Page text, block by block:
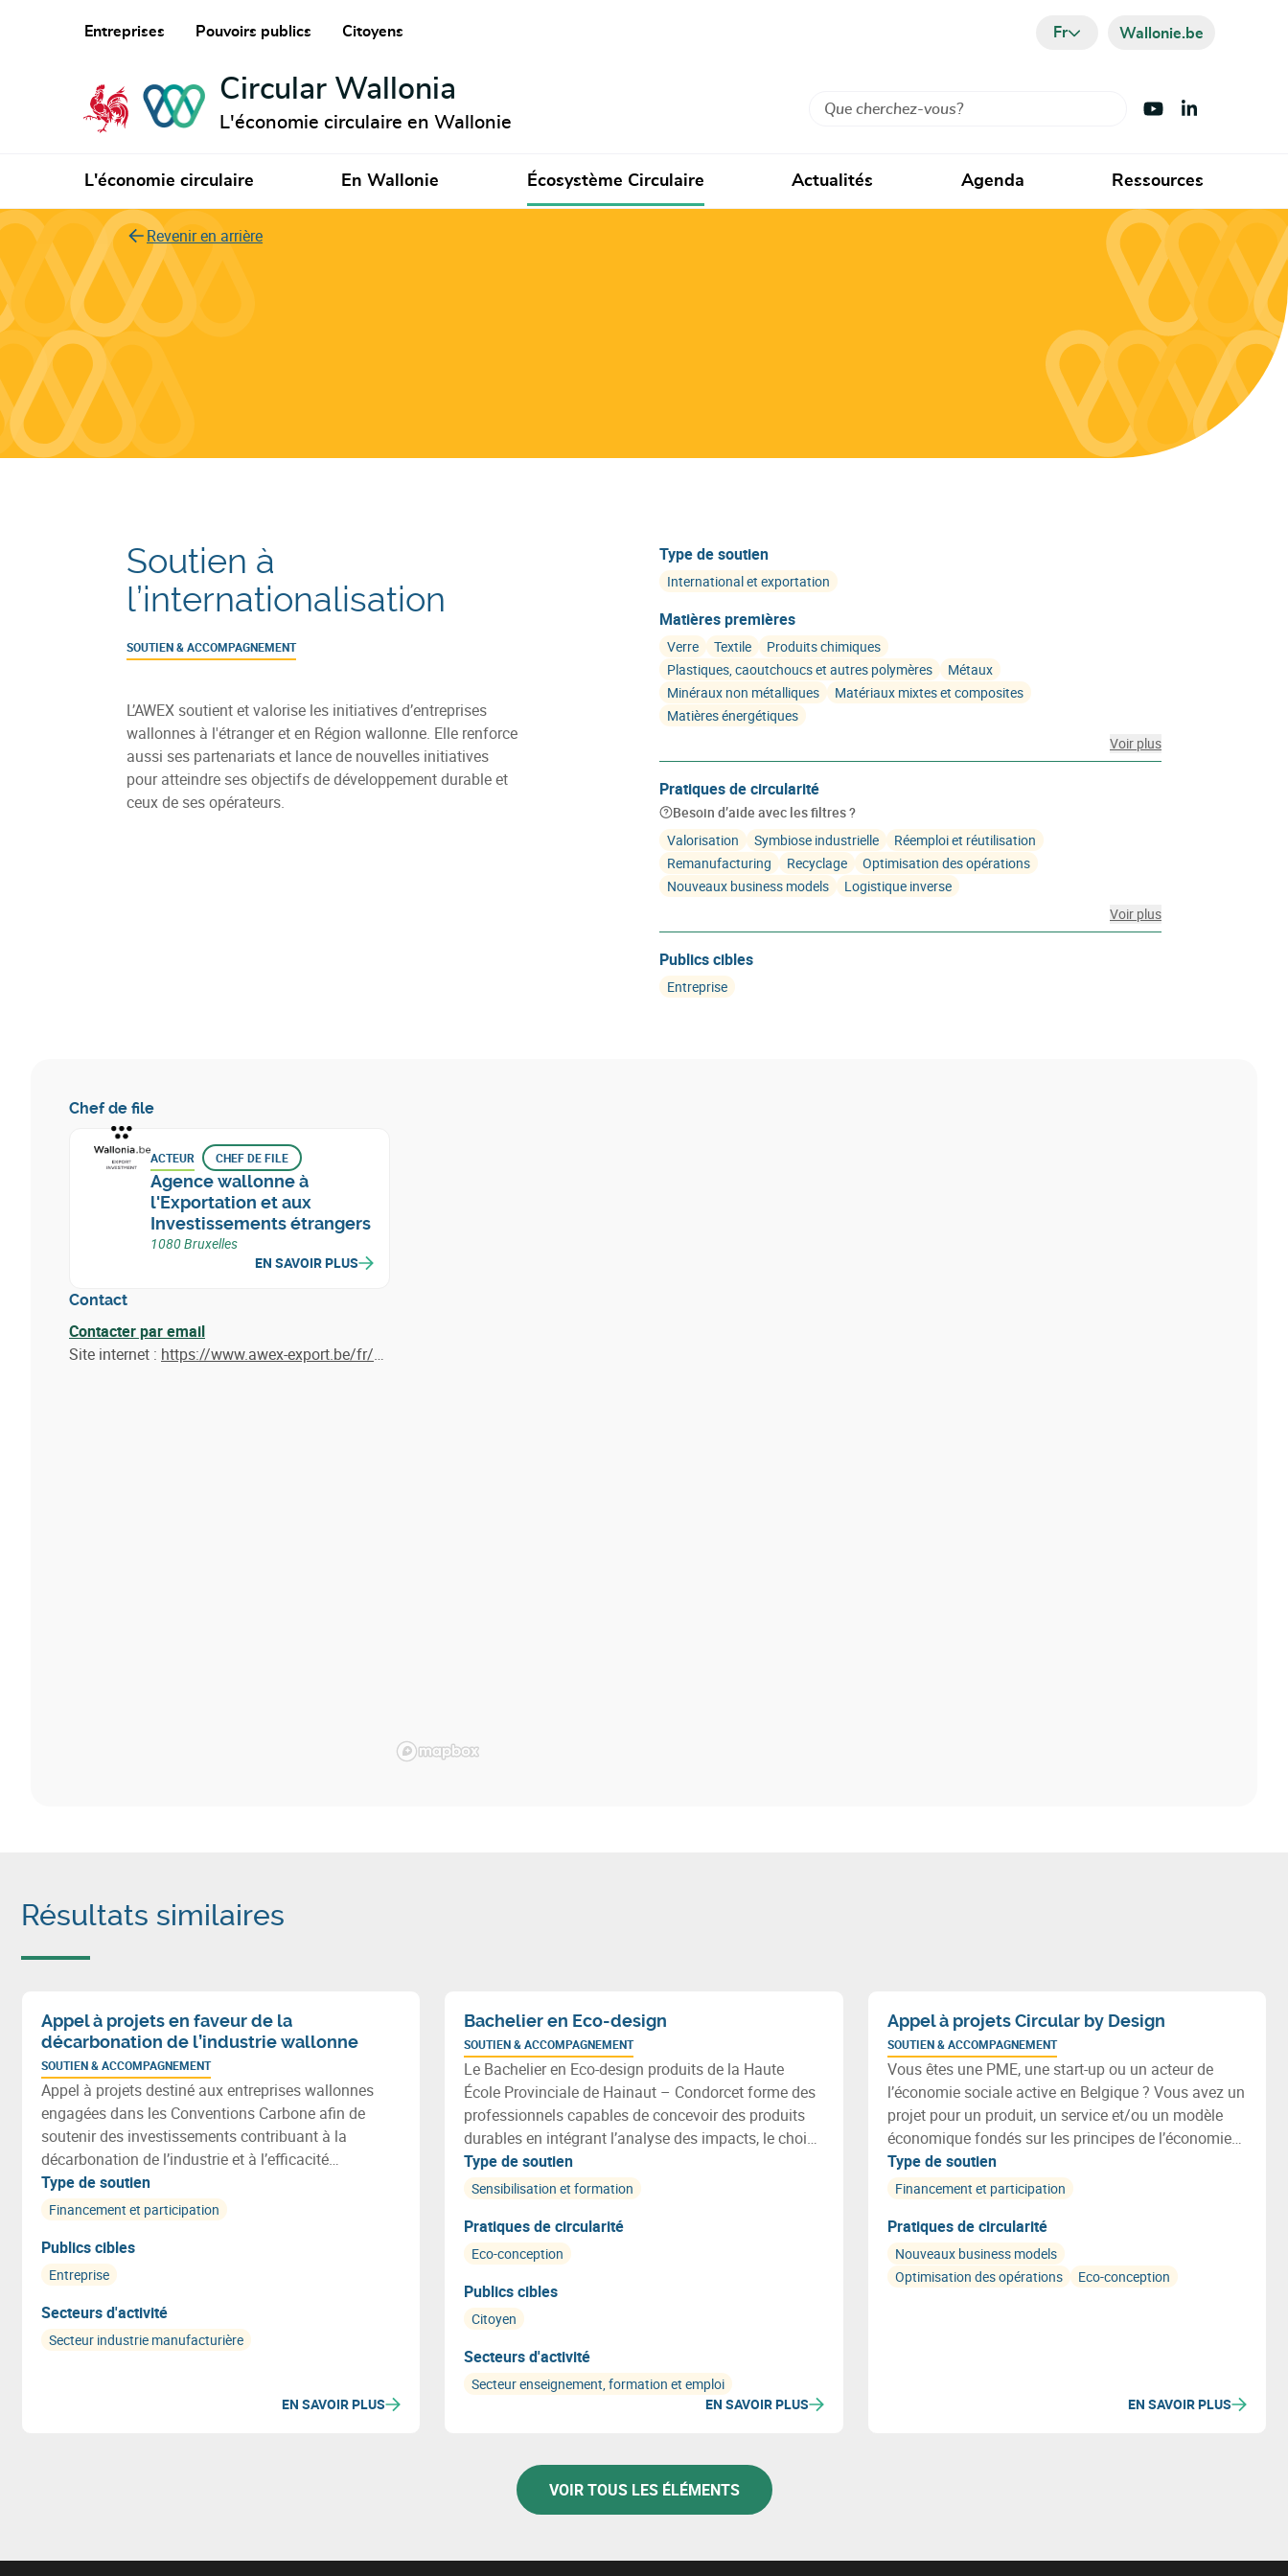
Entreprises Pouvoirs publics Citoyens Fr Wallonie.be
Circular Wallonia
L'économie circulaire en Wallonie
Rechercher Visiter Youtube
Visiter LinkedIn
L'économie circulaire En Wallonie Écosystème Circulaire Actualités Agenda Ressources
Revenir en arrière
Soutien à
l’internationalisation
SOUTIEN & ACCOMPAGNEMENT
L’AWEX soutient et valorise les initiatives d’entreprises
wallonnes à l'étranger et en Région wallonne. Elle renforce
aussi ses partenariats et lance de nouvelles initiatives
pour atteindre ses objectifs de développement durable et
ceux de ses opérateurs.
Type de soutien
International et exportation
Matières premières
Verre Textile
Produits chimiques
Plastiques, caoutchoucs et autres polymères
Métaux
Minéraux non métalliques
Matériaux mixtes et composites
Matières énergétiques
Voir plus
Pratiques de circularité
Besoin d’aide avec les filtres ?
Valorisation
Symbiose industrielle
Réemploi et réutilisation
Remanufacturing
Recyclage
Optimisation des opérations
Nouveaux business models
Logistique inverse
Voir plus
Publics cibles
Entreprise
Chef de file
ACTEUR CHEF DE FILE
Agence wallonne à
l'Exportation et aux
Investissements étrangers
1080 Bruxelles
EN SAVOIR PLUS
Contact
Contacter par email
Site internet : https://www.awex-export.be/fr/aides-et-subsides/liste-des-aides
Résultats similaires
Appel à projets en faveur de la
décarbonation de l’industrie wallonne
SOUTIEN & ACCOMPAGNEMENT
Appel à projets destiné aux entreprises wallonnes
engagées dans les Conventions Carbone afin de
soutenir des investissements contribuant à la
décarbonation de l’industrie et à l’efficacité
énergétique. Les projets peuvent notamment
favoriser une utilisation plus efficiente des
transition vers une économie plus circulaire.
Type de soutien
Financement et participation
Publics cibles
Entreprise
Secteurs d'activité
Secteur industrie manufacturière
EN SAVOIR PLUS
Bachelier en Eco-design
SOUTIEN & ACCOMPAGNEMENT
Le Bachelier en Eco-design produits de la Haute
École Provinciale de Hainaut – Condorcet forme des
professionnels capables de concevoir des produits
durables en intégrant l’analyse des impacts, le choix
de matériaux recyclables, l’optimisation des
ressources et les principes de l’économie circulaire.
Type de soutien
Sensibilisation et formation
Pratiques de circularité
Eco-conception
Publics cibles
Citoyen
Secteurs d'activité
Secteur enseignement, formation et emploi
EN SAVOIR PLUS
Appel à projets Circular by Design
SOUTIEN & ACCOMPAGNEMENT
Vous êtes une PME, une start-up ou un acteur de
l’économie sociale active en Belgique ? Vous avez un
projet pour un produit, un service et/ou un modèle
économique fondés sur les principes de l’économie
circulaire ? Découvrez ce nouvel appel à projets
Circular by Design !
Type de soutien
Financement et participation
Pratiques de circularité
Nouveaux business models
Optimisation des opérations
Eco-conception
EN SAVOIR PLUS
VOIR TOUS LES ÉLÉMENTS